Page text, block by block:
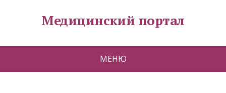
Медицинский портал
МЕНЮ